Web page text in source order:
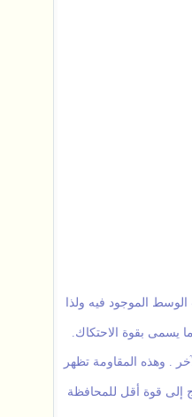
الموجود فيه ولذا
يسمى بقوة الاحتكاك.
. وهذه المقاومة تظهر
إلى قوة أقل للمحافظة